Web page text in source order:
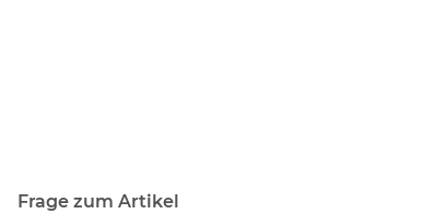
Frage zum Artikel